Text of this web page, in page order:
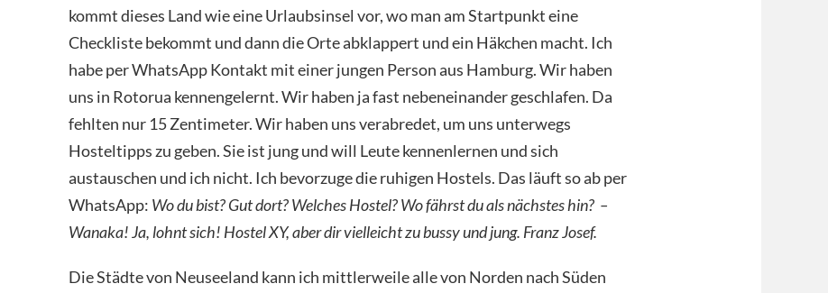
kommt dieses Land wie eine Urlaubsinsel vor, wo man am Startpunkt eine
Checkliste bekommt und dann die Orte abklappert und ein Häkchen macht. Ich
habe per WhatsApp Kontakt mit einer jungen Person aus Hamburg. Wir haben
uns in Rotorua kennengelernt. Wir haben ja fast nebeneinander geschlafen. Da
fehlten nur 15 Zentimeter. Wir haben uns verabredet, um uns unterwegs
Hosteltipps zu geben. Sie ist jung und will Leute kennenlernen und sich
austauschen und ich nicht. Ich bevorzuge die ruhigen Hostels. Das läuft so ab per
WhatsApp: Wo du bist? Gut dort? Welches Hostel? Wo fährst du als nächstes hin? –
Wanaka! Ja, lohnt sich! Hostel XY, aber dir vielleicht zu bussy und jung. Franz Josef.
Die Städte von Neuseeland kann ich mittlerweile alle von Norden nach Süden